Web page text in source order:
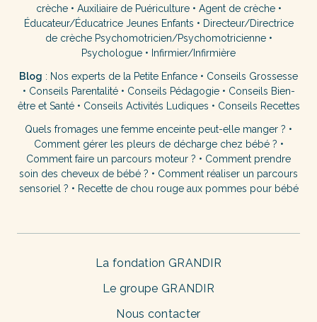
crèche• Auxiliaire de Puériculture• Agent de crèche•
Éducateur/Éducatrice Jeunes Enfants • Directeur/Directrice
de crèche Psychomotricien/Psychomotricienne•
Psychologue • Infirmier/Infirmière
Blog : Nos experts de la Petite Enfance • Conseils Grossesse
• Conseils Parentalité• Conseils Pédagogie• Conseils Bien-
être et Santé• Conseils Activités Ludiques • Conseils Recettes
Quels fromages une femme enceinte peut-elle manger ? •
Comment gérer les pleurs de décharge chez bébé ? •
Comment faire un parcours moteur ? • Comment prendre
soin des cheveux de bébé ? • Comment réaliser un parcours
sensoriel ? • Recette de chou rouge aux pommes pour bébé
La fondation GRANDIR
Le groupe GRANDIR
Nous contacter